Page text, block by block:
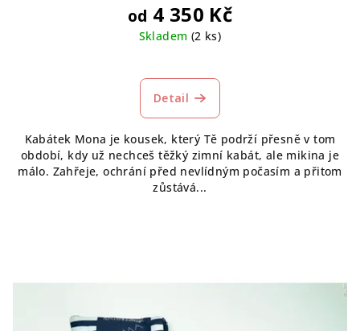
od 4 350 Kč
Skladem (2 ks)
hodnocení
produktu
z
5
hvězdiček.
Detail
Kabátek Mona je kousek, který Tě podrží přesně v tom
období, kdy už nechceš těžký zimní kabát, ale mikina je
málo. Zahřeje, ochrání před nevlídným počasím a přitom
zůstává...